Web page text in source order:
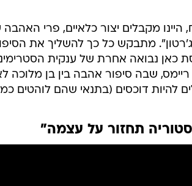
מקבלים יצור כלאיים, פרי האהבה
מתבקש כל כך להשליך את
כאן נבואה אחרת של ענקית
שבה סיפור אהבה בין בן מלוכה
להיות דוכסים (בתנאי שהם לוהטים
תחזור על עצמה"